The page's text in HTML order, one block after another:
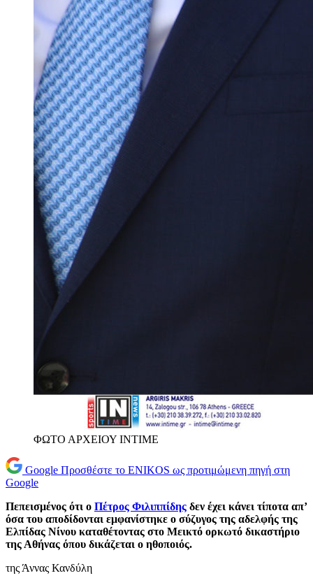
ΦΩΤΟ ΑΡΧΕΙΟΥ INTIME
Google Προσθέστε το ENIKOS ως προτιμώμενη πηγή στη
Google
Πεπεισμένος ότι ο Πέτρος Φιλιππίδης δεν έχει κάνει τίποτα απ’
όσα του αποδίδονται εμφανίστηκε ο σύζυγος της αδελφής της
Ελπίδας Νίνου καταθέτοντας στο Μεικτό ορκωτό δικαστήριο
της Αθήνας όπου δικάζεται ο ηθοποιός.
της Άννας Κανδύλη